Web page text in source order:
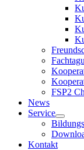
FSP2
News
Service
Kontakt